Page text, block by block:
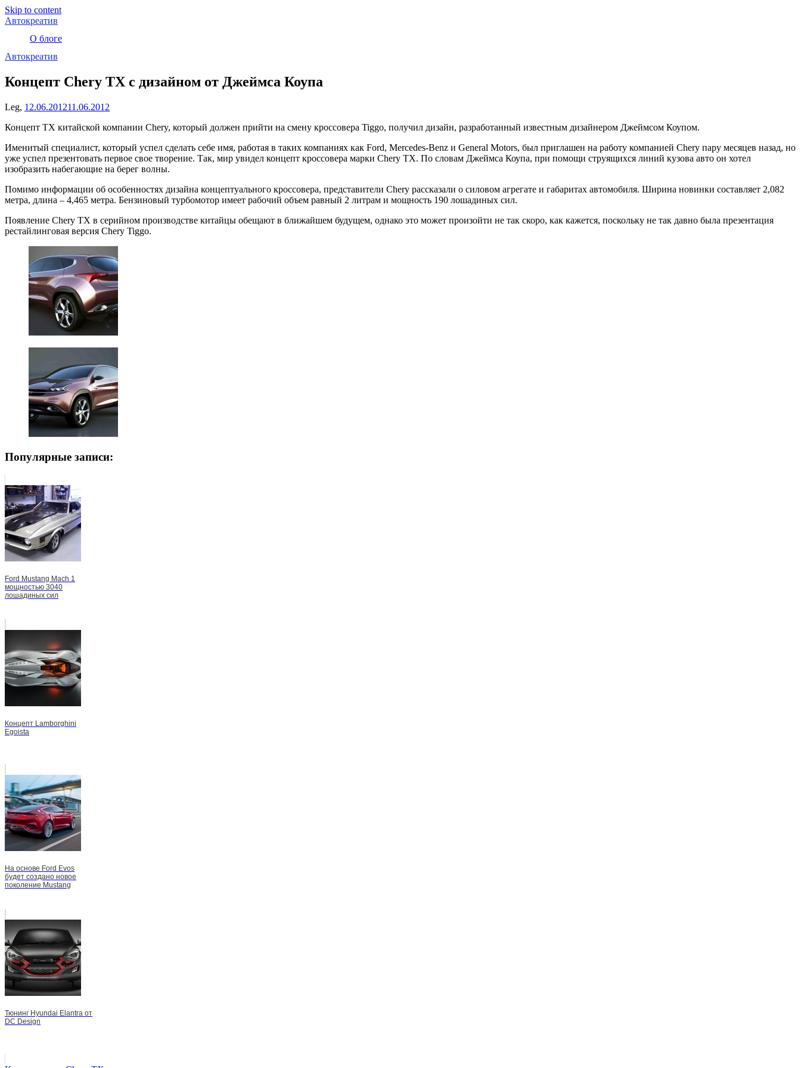
Skip to content
Автокреатив
О блоге
Автокреатив
Концепт Chery TX с дизайном от Джеймса Коупа
Leg, 12.06.201211.06.2012
Концепт TX китайской компании Chery, который должен прийти на смену кроссовера Tiggo, получил дизайн, разработанный известным дизайнером Джеймсом Коупом.
Именитый специалист, который успел сделать себе имя, работая в таких компаниях как Ford, Mercedes-Benz и General Motors, был приглашен на работу компанией Chery пару месяцев назад, но
уже успел презентовать первое свое творение. Так, мир увидел концепт кроссовера марки Chery TX. По словам Джеймса Коупа, при помощи струящихся линий кузова авто он хотел
изобразить набегающие на берег волны.
Помимо информации об особенностях дизайна концептуального кроссовера, представители Chery рассказали о силовом агрегате и габаритах автомобиля. Ширина новинки составляет 2,082
метра, длина – 4,465 метра. Бензиновый турбомотор имеет рабочий объем равный 2 литрам и мощность 190 лошадиных сил.
Появление Chery TX в серийном производстве китайцы обещают в ближайшем будущем, однако это может произойти не так скоро, как кажется, поскольку не так давно была презентация
рестайлинговая версия Chery Tiggo.
Популярные записи:
Ford Mustang Mach 1
мощностью 3040
лошадиных сил
Концепт Lamborghini
Egoista
На основе Ford Evos
будет создано новое
поколение Mustang
Тюнинг Hyundai Elantra от
DC Design